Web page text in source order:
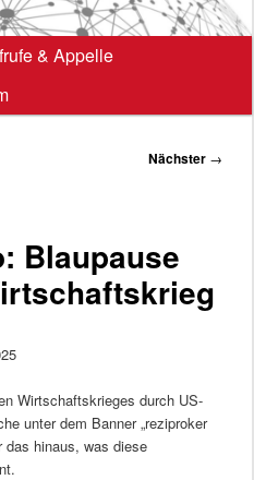
& Appelle
Nächster →
Blaupause
Wirtschaftskrieges durch US-
unter dem Banner „reziproker
das hinaus, was diese